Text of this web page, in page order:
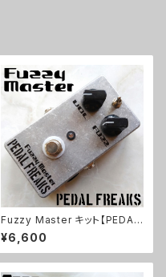
Fuzzy Master キット【PEDAL
FREAKS】
¥6,600